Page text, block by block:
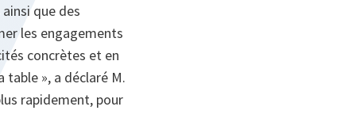
que des
les engagements
concrètes et en
table », a déclaré M.
rapidement, pour